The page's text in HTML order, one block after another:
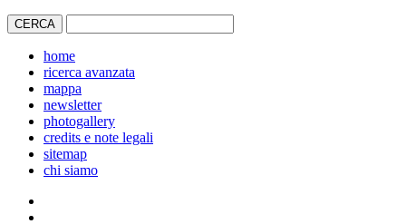
home
ricerca avanzata
mappa
newsletter
photogallery
credits e note legali
sitemap
chi siamo